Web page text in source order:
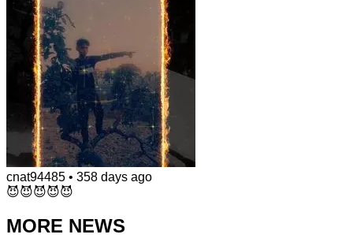
cnat94485 • 358 days ago
😈😈😈😈😈
MORE NEWS